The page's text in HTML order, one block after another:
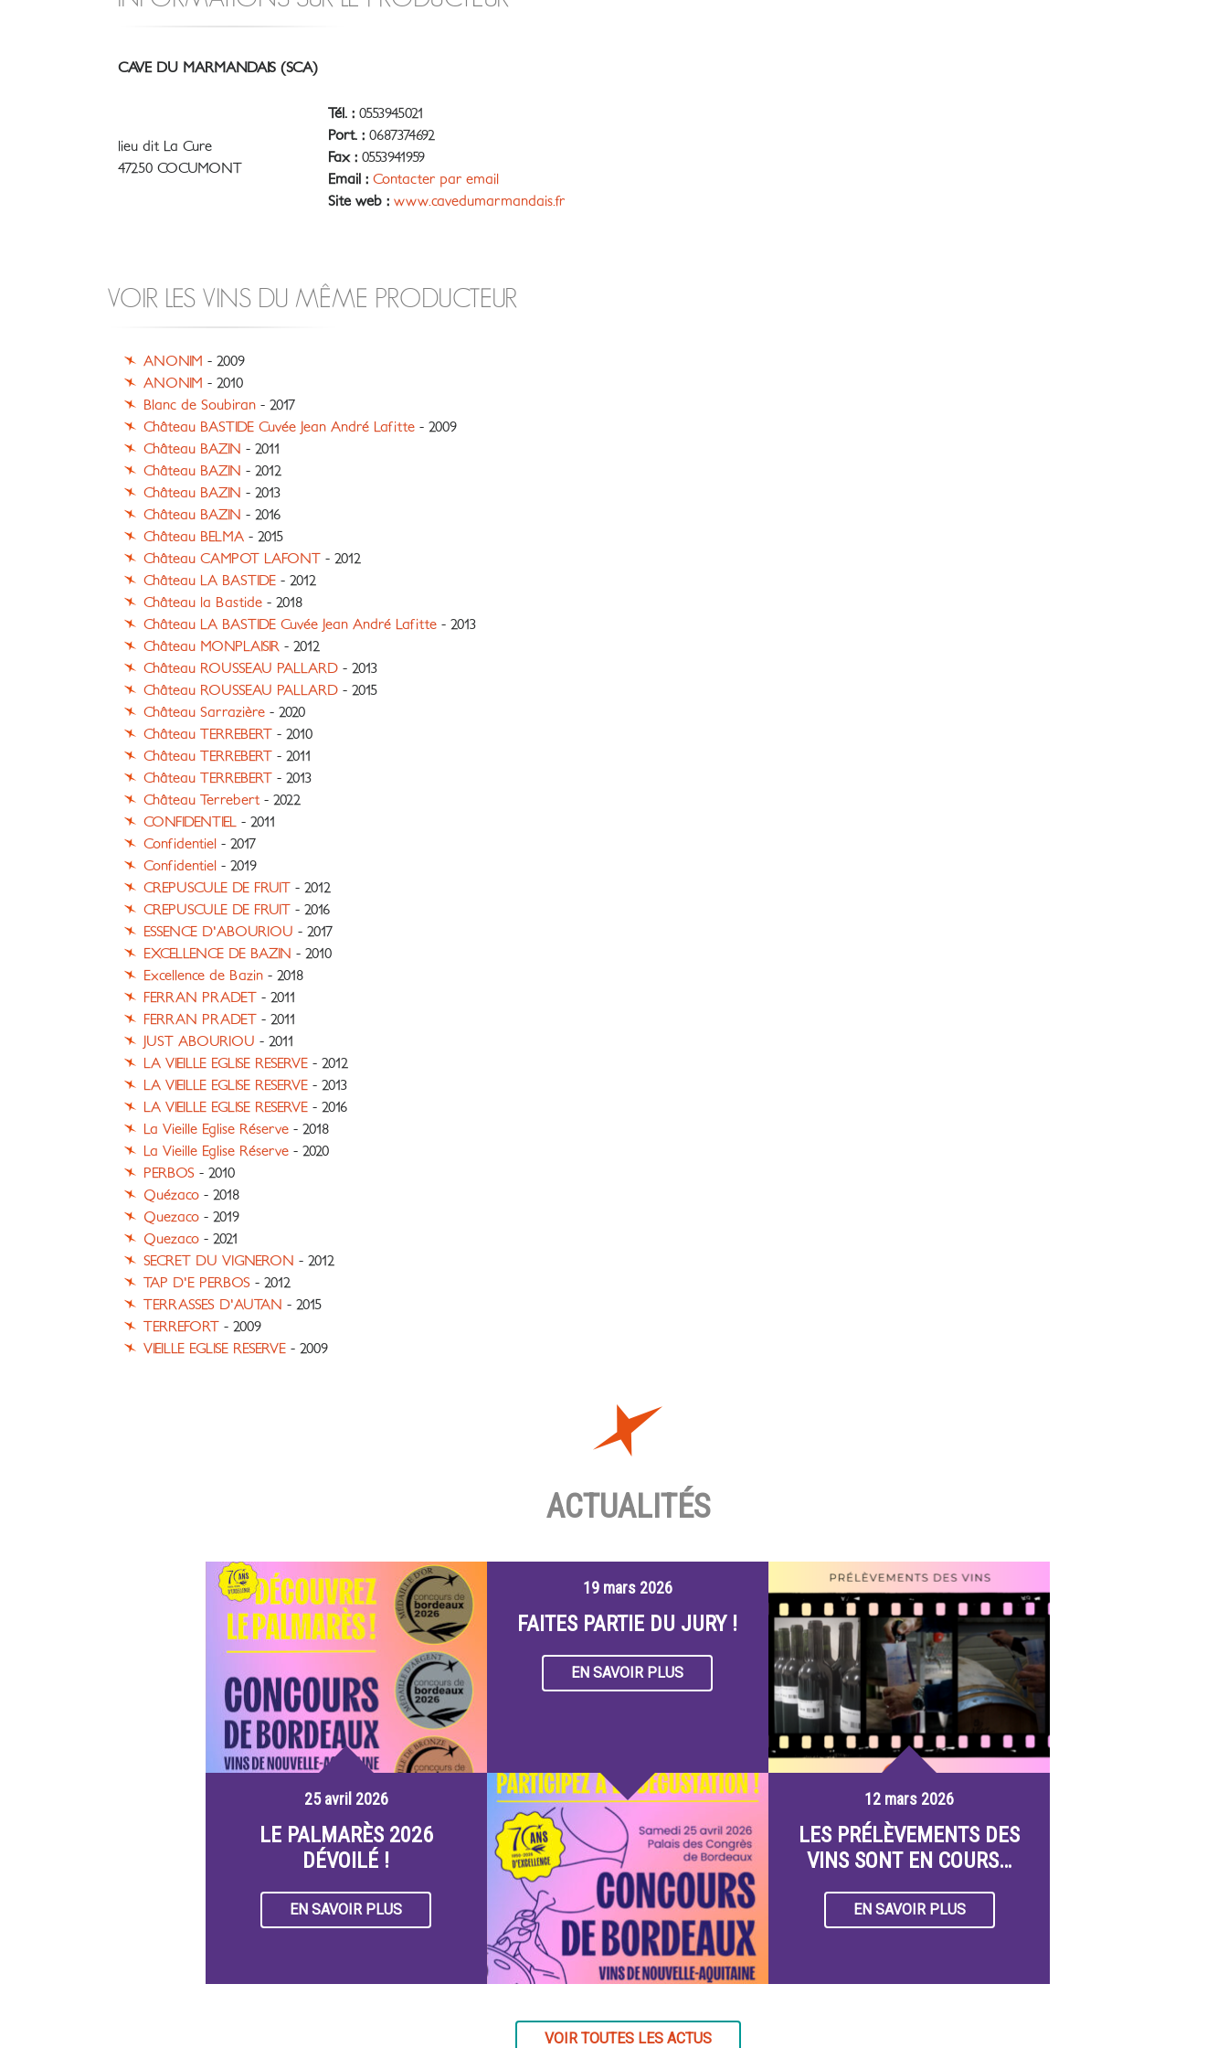
CAVE DU MARMANDAIS (SCA)
lieu dit La Cure
47250 COCUMONT
Tél. : 0553945021
Port. : 0687374692
Fax : 0553941959
Email : Contacter par email
Site web : www.cavedumarmandais.fr
VOIR LES VINS DU MÊME PRODUCTEUR
ANONIM - 2009
ANONIM - 2010
Blanc de Soubiran - 2017
Château BASTIDE Cuvée Jean André Lafitte - 2009
Château BAZIN - 2011
Château BAZIN - 2012
Château BAZIN - 2013
Château BAZIN - 2016
Château BELMA - 2015
Château CAMPOT LAFONT - 2012
Château LA BASTIDE - 2012
Château la Bastide - 2018
Château LA BASTIDE Cuvée Jean André Lafitte - 2013
Château MONPLAISIR - 2012
Château ROUSSEAU PALLARD - 2013
Château ROUSSEAU PALLARD - 2015
Château Sarrazière - 2020
Château TERREBERT - 2010
Château TERREBERT - 2011
Château TERREBERT - 2013
Château Terrebert - 2022
CONFIDENTIEL
- 2011
Confidentiel - 2017
Confidentiel - 2019
CREPUSCULE DE FRUIT - 2012
CREPUSCULE DE FRUIT - 2016
ESSENCE D'ABOURIOU - 2017
EXCELLENCE DE BAZIN - 2010
Excellence de Bazin - 2018
FERRAN PRADET - 2011
FERRAN PRADET - 2011
JUST ABOURIOU - 2011
LA VIEILLE EGLISE RESERVE - 2012
LA VIEILLE EGLISE RESERVE - 2013
LA VIEILLE EGLISE RESERVE - 2016
La Vieille Eglise Réserve - 2018
La Vieille Eglise Réserve - 2020
PERBOS - 2010
Quézaco - 2018
Quezaco - 2019
Quezaco - 2021
SECRET DU VIGNERON - 2012
TAP D'E PERBOS - 2012
TERRASSES D'AUTAN - 2015
TERREFORT - 2009
VIEILLE EGLISE RESERVE - 2009
ACTUALITÉS
25 avril 2026
LE PALMARÈS 2026
DÉVOILÉ !
EN SAVOIR PLUS
19 mars 2026
FAITES PARTIE DU JURY !
EN SAVOIR PLUS
12 mars 2026
LES PRÉLÈVEMENTS DES
VINS SONT EN COURS…
EN SAVOIR PLUS
VOIR TOUTES LES ACTUS